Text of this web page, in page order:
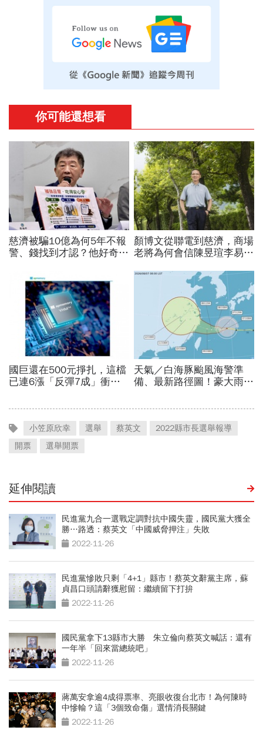
小笠原欣幸 選舉 蔡英文
2022縣市長選舉報導
開票
選舉開票
延伸閱讀
民進黨九合一選戰定調對抗中國失靈，國民黨大獲全
勝…路透：蔡英文「中國威脅押注」失敗
2022-11-26
民進黨慘敗只剩「4+1」縣市！蔡英文辭黨主席，蘇
貞昌口頭請辭獲慰留：繼續留下打拚
2022-11-26
國民黨拿下13縣市大勝 朱立倫向蔡英文喊話：還有
一年半「回來當總統吧」
2022-11-26
蔣萬安拿逾4成得票率、亮眼收復台北市！為何陳時
中慘輸？這「3個致命傷」選情消長關鍵
2022-11-26